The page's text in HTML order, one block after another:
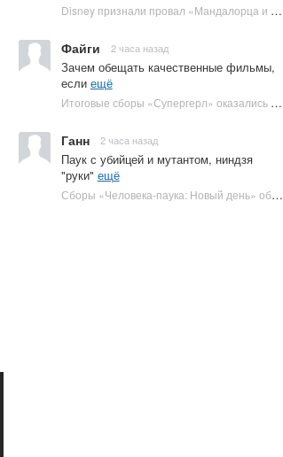
Disney признали провал «Мандалорца и Грогу» и еще одной новинки | Plugged In Ru
Файги 2 часа назад
Зачем обещать качественные фильмы,
если ещё
Итоговые сборы «Супергерл» оказались худшими для DC за два десятилетия | Plugged In Ru
Ганн 2 часа назад
Паук с убийцей и мутантом, ниндзя
"руки" ещё
Сборы «Человека-паука: Новый день» обошли самый кассовый фильм DC | Plugged In Ru